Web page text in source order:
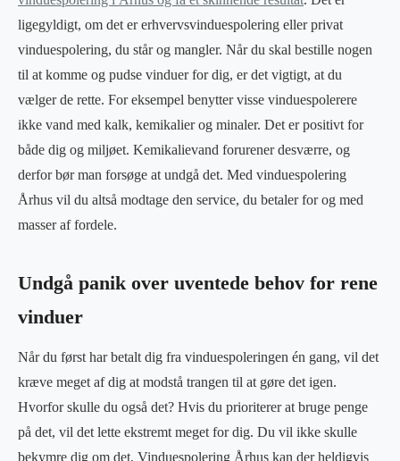
ligegyldigt, om det er erhvervsvinduespolering eller privat
vinduespolering, du står og mangler. Når du skal bestille nogen
til at komme og pudse vinduer for dig, er det vigtigt, at du
vælger de rette. For eksempel benytter visse vinduespolerere
ikke vand med kalk, kemikalier og minaler. Det er positivt for
både dig og miljøet. Kemikalievand forurener desværre, og
derfor bør man forsøge at undgå det. Med vinduespolering
Århus vil du altså modtage den service, du betaler for og med
masser af fordele.
Undgå panik over uventede behov for rene
vinduer
Når du først har betalt dig fra vinduespoleringen én gang, vil det
kræve meget af dig at modstå trangen til at gøre det igen.
Hvorfor skulle du også det? Hvis du prioriterer at bruge penge
på det, vil det lette ekstremt meget for dig. Du vil ikke skulle
bekymre dig om det. Vinduespolering Århus kan der heldigvis